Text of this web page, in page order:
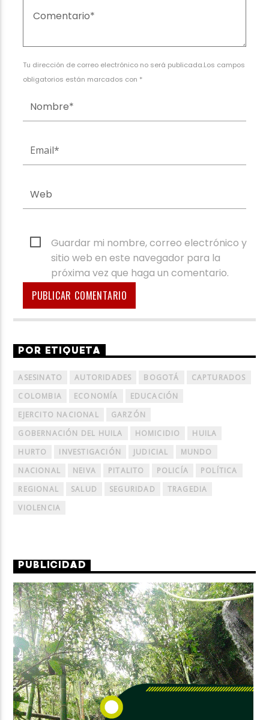
Tu dirección de correo electrónico no será publicada.Los campos
obligatorios están marcados con *
Guardar mi nombre, correo electrónico y
sitio web en este navegador para la
próxima vez que haga un comentario.
POR ETIQUETA
ASESINATO AUTORIDADES BOGOTÁ
CAPTURADOS
COLOMBIA
ECONOMÍA
EDUCACIÓN
EJERCITO NACIONAL
GARZÓN
GOBERNACIÓN DEL HUILA
HOMICIDIO
HUILA
HURTO
INVESTIGACIÓN JUDICIAL
MUNDO
NACIONAL
NEIVA PITALITO POLICÍA
POLÍTICA
REGIONAL
SALUD SEGURIDAD
TRAGEDIA
VIOLENCIA
PUBLICIDAD